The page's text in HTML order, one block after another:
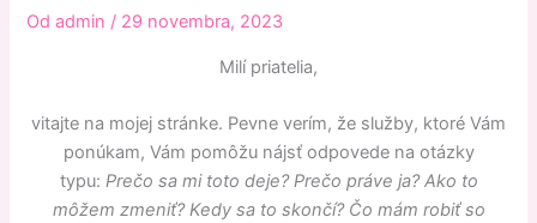
Od admin / 29 novembra, 2023
Milí priatelia,
vitajte na mojej stránke. Pevne verím, že služby, ktoré Vám
ponúkam, Vám pomôžu nájsť odpovede na otázky
typu: Prečo sa mi toto deje? Prečo práve ja? Ako to
môžem zmeniť? Kedy sa to skončí? Čo mám robiť so